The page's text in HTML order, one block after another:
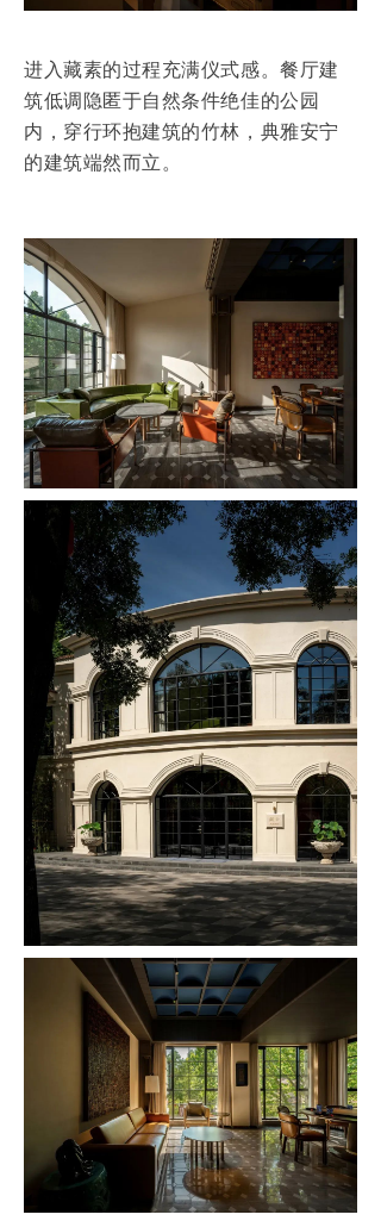
进入藏素的过程充满仪式感。餐厅建
筑低调隐匿于自然条件绝佳的公园
内，穿行环抱建筑的竹林，典雅安宁
的建筑端然而立。